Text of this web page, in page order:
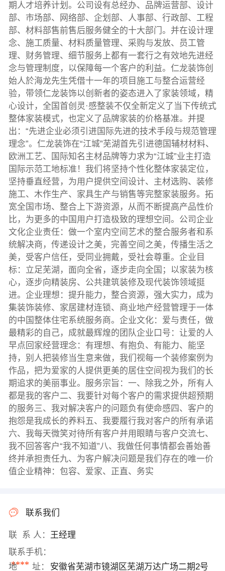
期人才培养计划。公司设有总经办、品牌运营部、设计
部、市场部、网络部、企划部、人事部、行政部、工程
部、材料部售前售后服务健全的十大部门。并在设计理
念、施工质量、材料质量管理、采购与发放、员工管
理、财务管理、细节服务上都有一套行之有效地先进经
念与管理制度，以保障每一个客户的利益。仁龙装饰创
始人於海龙先生凭借十一年的项目施工与整合运营经
验，带领仁龙装饰以创新者的姿态进入了家装领域，精
心设计，全国首创灵·感整装不仅全新定义了当下传统式
整体家装模式，也定义了品牌家装的价格基准。并提
出：“先进企业必须引进国际先进的技术手段与规范管理
理念”。仁龙装饰在“江城”芜湖首先引进德国辅材材料、
欧洲工艺、国际知名主材品牌等力求为“江城”业主打造
国际示范工地标准！我们将坚持个性化整体家装定位，
坚持垂直经营，为用户提供空间设计、主材选购、装修
施工、木作生产、家具生产与销售等完整家装服务。拓
宽全国市场、整合上下游资源，从而不断提高产品性价
比，为更多的中国用户打造极致的理想空间。公司企业
文化企业责任：做一个室内空间艺术的整合服务者和系
统解决商，传递设计之美，完善空间之美，传播生活之
美，受客户信任，受同业拥戴，受社会尊重。企业目
标：立足芜湖，面向全省，逐步走向全国；以家装为核
心，逐步向精装房、公共建筑装修及现代装饰领域挺
进。企业理想：提升能力，整合资源，强大实力，成为
集装饰装修、家居建材连锁、商业地产经营管理于一体
的中国整体住宅系统服务商。企业文化：爱与责任，做
最精彩的自己，成就最辉煌的团队企业口号：让爱的人
早点回家经营理念：有理想、有抱负、有能力、能坚
持，别人把装修当生意来做，我们视每一个装修案例为
作品，把为爱家的人提供更美的居住空间视为我们的长
期追求的美丽事业。服务宗旨：一、除我之外，所有人
都是我的客户二、我要针对每个客户的需求提供超预期
的服务三、我对解决客户的问题负有使命感四、客户的
抱怨是我成长的养料五、我要履行我对客户的所有承诺
六、我每天微笑对待所有客户并用眼睛与客户交流七、
我不回答客户“我不知道”八、我做任何事情都会善始善
终并承担责任九、为客户解决问题是我们存在的唯一价
值企业精神：包容、爱家、正直、务实
联系我们
联 系 人： 王经理
联系手机：
****
地 址： 安徽省芜湖市镜湖区芜湖万达广场二期2号